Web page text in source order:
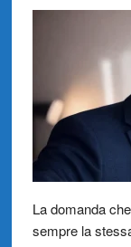
La domanda
sempre la